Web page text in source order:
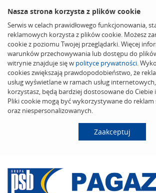
Nasza strona korzysta z plików cookie
Serwis w celach prawidłowego funkcjonowania,
reklamowych korzysta z plików cookie. Możesz
cookie z poziomu Twojej przeglądarki. Więcej
warunków przechowywania lub dostępu do
witrynie znajduje się w polityce prywatności.
cookies zwiększają prawdopodobieństwo, że
usług wyświetlane w ramach usług
korzystasz, będą bardziej dostosowane do Ciebie
Pliki cookie mogą być wykorzystywane do
oraz niespersonalizowanych.
Zaakceptuj